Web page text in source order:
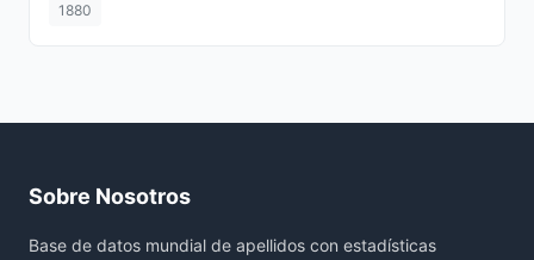
1880
Sobre Nosotros
Base de datos mundial de apellidos con estadísticas